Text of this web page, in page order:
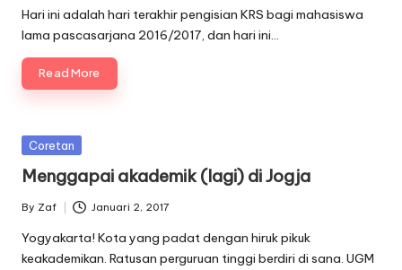
by
Hari ini adalah hari terakhir pengisian KRS bagi mahasiswa
lama pascasarjana 2016/2017, dan hari ini…
Read More
Posted
Coretan
Menggapai akademik (lagi) di Jogja
Posted
by
By Zaf Januari 2, 2017
Yogyakarta! Kota yang padat dengan hiruk pikuk
keakademikan. Ratusan perguruan tinggi berdiri di sana. UGM